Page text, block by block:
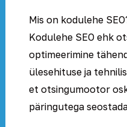
Mis on kodulehe
Kodulehe SEO ehk
optimeerimine
ülesehituse ja
et otsingumootor
päringutega